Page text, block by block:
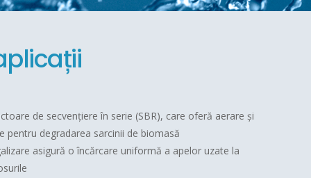
de secvențiere în serie (SBR), care oferă aerare și
pentru degradarea sarcinii de biomasă
asigură o încărcare uniformă a apelor uzate la